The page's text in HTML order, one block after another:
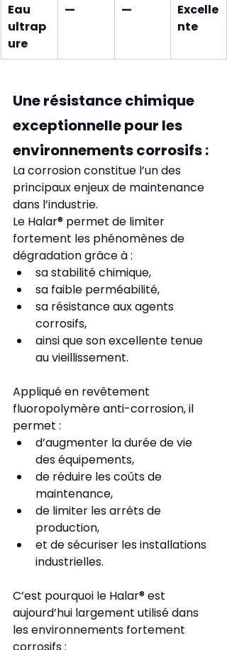
Eau
ultrap
ure
— —
Excelle
nte
Une résistance chimique
exceptionnelle pour les
environnements corrosifs :
La corrosion constitue l’un des
principaux enjeux de maintenance
dans l’industrie.
Le Halar® permet de limiter
fortement les phénomènes de
dégradation grâce à :
sa stabilité chimique,
sa faible perméabilité,
sa résistance aux agents
corrosifs,
ainsi que son excellente tenue
au vieillissement.
Appliqué en revêtement
fluoropolymère anti-corrosion, il
permet :
d’augmenter la durée de vie
des équipements,
de réduire les coûts de
maintenance,
de limiter les arrêts de
production,
et de sécuriser les installations
industrielles.
C’est pourquoi le Halar® est
aujourd’hui largement utilisé dans
les environnements fortement
corrosifs :